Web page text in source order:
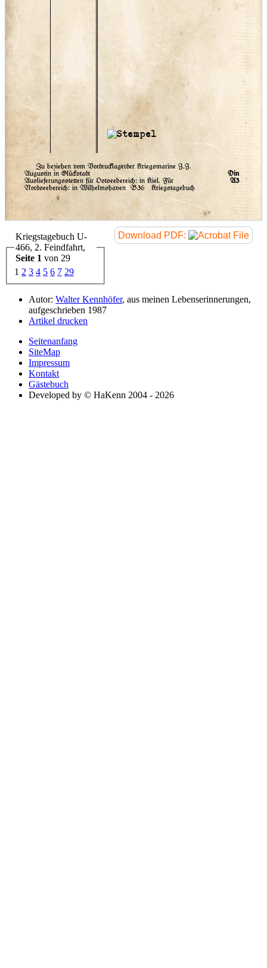
Zu beziehen vom Vordrucklagerder Kriegsmarine J.J.
Augustin in Glückstadt
Auslieferungsstetten für Ostseebereich: in Kiel. Für
Nordseebereich: in Wilhelmshaven B36 Kriegstagebuch
Din
A3
Download PDF:
Kriegstagebuch U-
466, 2. Feindfahrt,
Seite 1 von 29
1 2 3 4 5 6 7 29
Autor: Walter Kennhöfer, aus meinen Lebenserinnerungen,
aufgeschrieben 1987
Artikel drucken
Seitenanfang
SiteMap
Impressum
Kontakt
Gästebuch
Developed by © HaKenn 2004 - 2026